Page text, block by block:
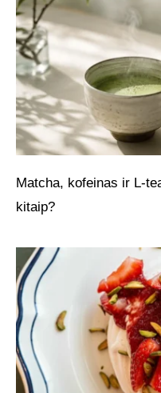
Matcha, kofeinas ir L-
kitaip?